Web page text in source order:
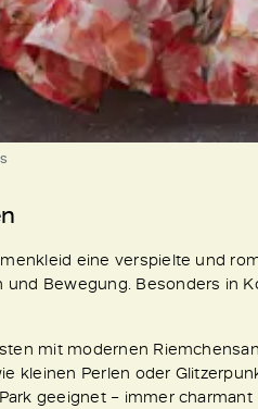
eine verspielte und
und Bewegung. Besonders in
mit modernen
kleinen Perlen oder
geeignet – immer